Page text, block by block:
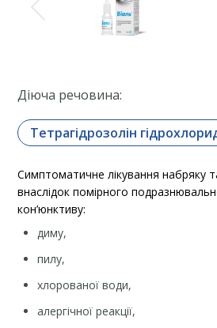
Діюча речовина:
Тетрагідрозолін
Симптоматичне лікування набряку
внаслідок помірного
кон’юнктиву:
диму,
пилу,
хлорованої води,
алергічної реакції,